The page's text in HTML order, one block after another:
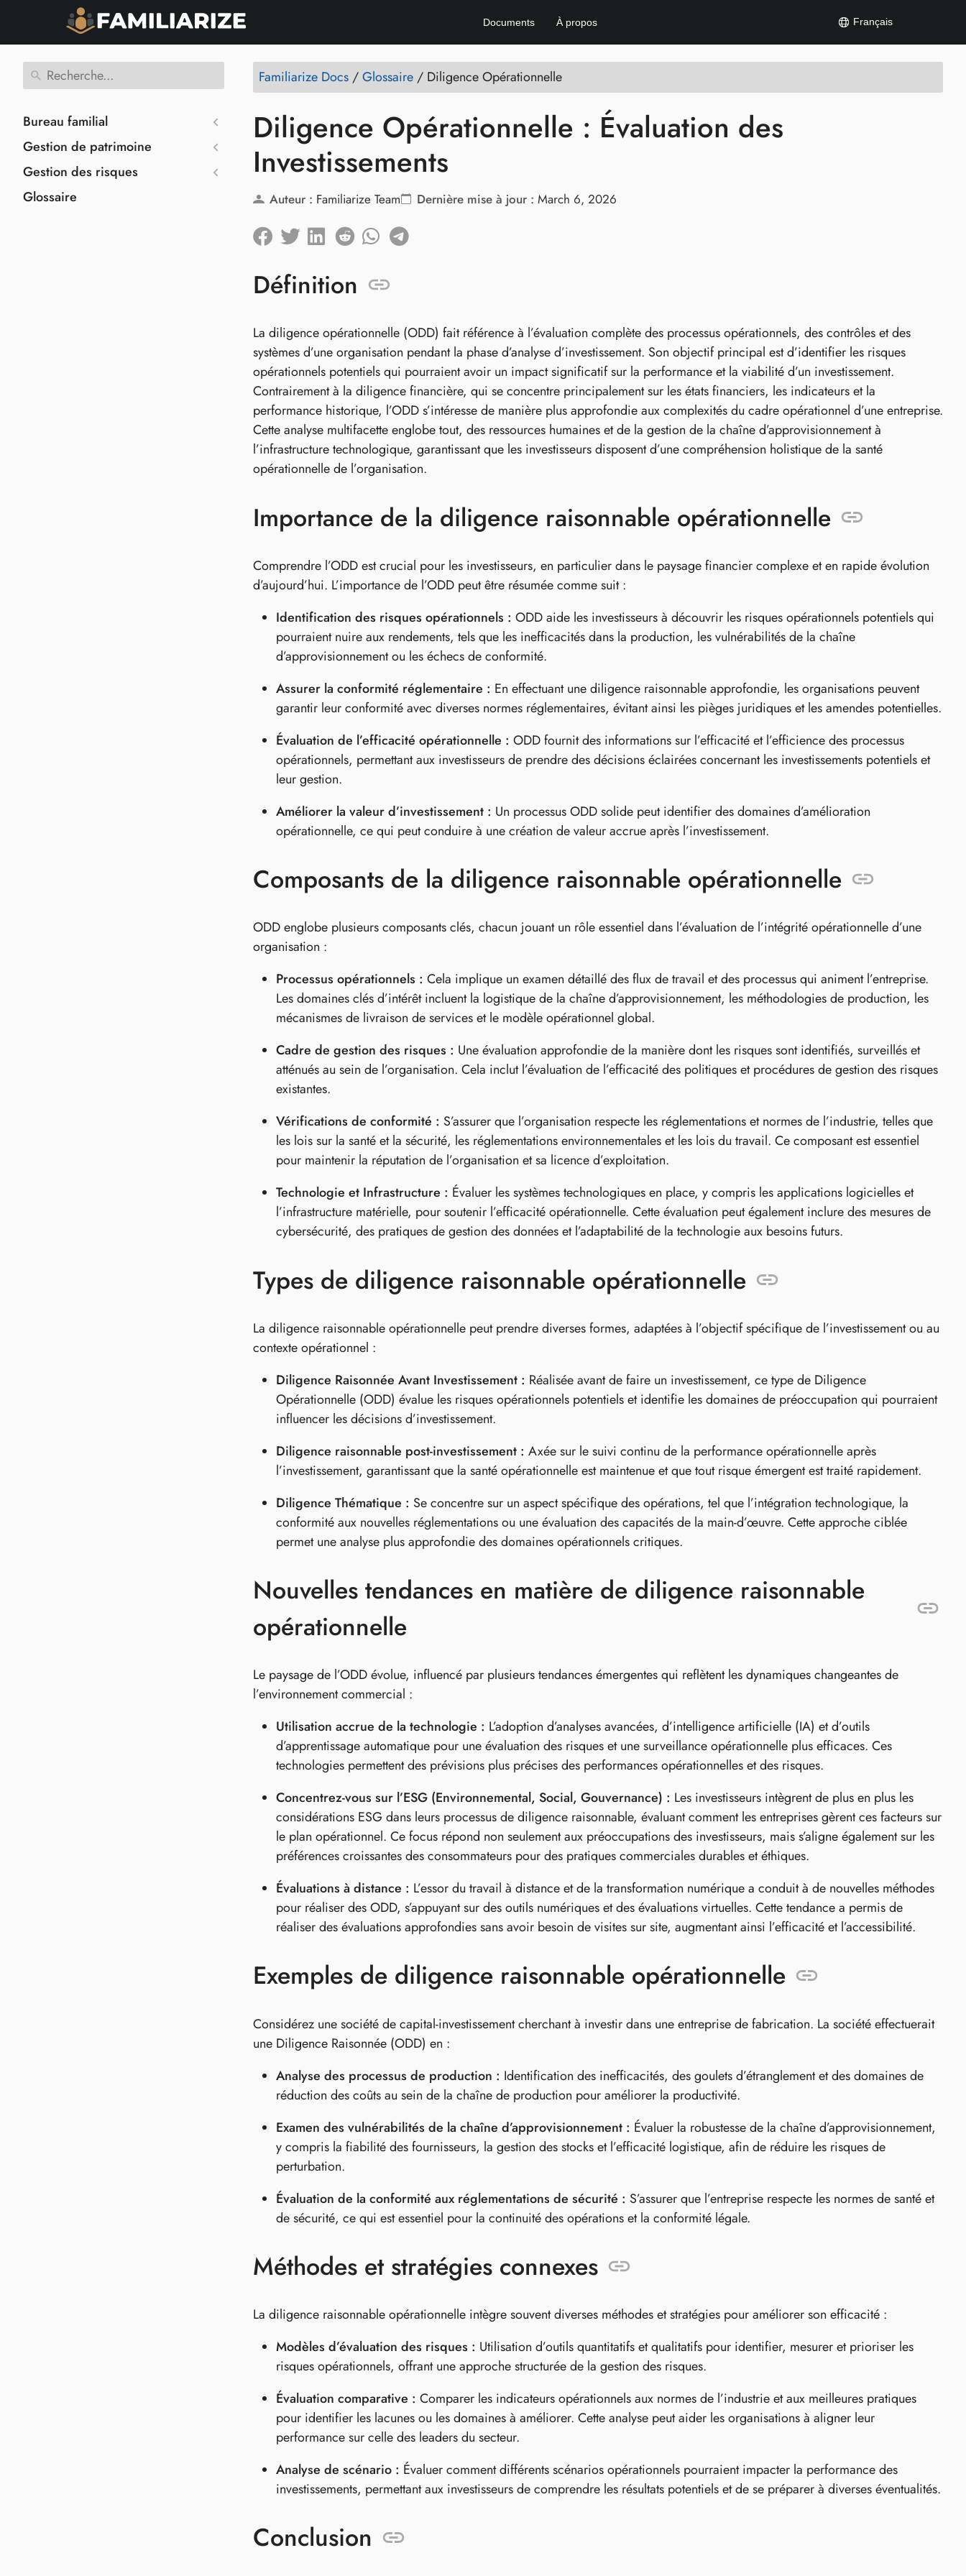
Documents À propos Français
Bureau familial
Gestion de patrimoine
Gestion des risques
Glossaire
Familiarize Docs /Glossaire / Diligence Opérationnelle
Diligence Opérationnelle : Évaluation des
Investissements
Auteur : Familiarize Team Dernière mise à jour : March 6, 2026
Définition
La diligence opérationnelle (ODD) fait référence à l’évaluation complète des processus opérationnels, des contrôles et des
systèmes d’une organisation pendant la phase d’analyse d’investissement. Son objectif principal est d’identifier les risques
opérationnels potentiels qui pourraient avoir un impact significatif sur la performance et la viabilité d’un investissement.
Contrairement à la diligence financière, qui se concentre principalement sur les états financiers, les indicateurs et la
performance historique, l’ODD s’intéresse de manière plus approfondie aux complexités du cadre opérationnel d’une entreprise.
Cette analyse multifacette englobe tout, des ressources humaines et de la gestion de la chaîne d’approvisionnement à
l’infrastructure technologique, garantissant que les investisseurs disposent d’une compréhension holistique de la santé
opérationnelle de l’organisation.
Importance de la diligence raisonnable opérationnelle
Comprendre l’ODD est crucial pour les investisseurs, en particulier dans le paysage financier complexe et en rapide évolution
d’aujourd’hui. L’importance de l’ODD peut être résumée comme suit :
Identification des risques opérationnels : ODD aide les investisseurs à découvrir les risques opérationnels potentiels qui
pourraient nuire aux rendements, tels que les inefficacités dans la production, les vulnérabilités de la chaîne
d’approvisionnement ou les échecs de conformité.
Assurer la conformité réglementaire : En effectuant une diligence raisonnable approfondie, les organisations peuvent
garantir leur conformité avec diverses normes réglementaires, évitant ainsi les pièges juridiques et les amendes potentielles.
Évaluation de l’efficacité opérationnelle : ODD fournit des informations sur l’efficacité et l’efficience des processus
opérationnels, permettant aux investisseurs de prendre des décisions éclairées concernant les investissements potentiels et
leur gestion.
Améliorer la valeur d’investissement : Un processus ODD solide peut identifier des domaines d’amélioration
opérationnelle, ce qui peut conduire à une création de valeur accrue après l’investissement.
Composants de la diligence raisonnable opérationnelle
ODD englobe plusieurs composants clés, chacun jouant un rôle essentiel dans l’évaluation de l’intégrité opérationnelle d’une
organisation :
Processus opérationnels : Cela implique un examen détaillé des flux de travail et des processus qui animent l’entreprise.
Les domaines clés d’intérêt incluent la logistique de la chaîne d’approvisionnement, les méthodologies de production, les
mécanismes de livraison de services et le modèle opérationnel global.
Cadre de gestion des risques : Une évaluation approfondie de la manière dont les risques sont identifiés, surveillés et
atténués au sein de l’organisation. Cela inclut l’évaluation de l’efficacité des politiques et procédures de gestion des risques
existantes.
Vérifications de conformité : S’assurer que l’organisation respecte les réglementations et normes de l’industrie, telles que
les lois sur la santé et la sécurité, les réglementations environnementales et les lois du travail. Ce composant est essentiel
pour maintenir la réputation de l’organisation et sa licence d’exploitation.
Technologie et Infrastructure : Évaluer les systèmes technologiques en place, y compris les applications logicielles et
l’infrastructure matérielle, pour soutenir l’efficacité opérationnelle. Cette évaluation peut également inclure des mesures de
cybersécurité, des pratiques de gestion des données et l’adaptabilité de la technologie aux besoins futurs.
Types de diligence raisonnable opérationnelle
La diligence raisonnable opérationnelle peut prendre diverses formes, adaptées à l’objectif spécifique de l’investissement ou au
contexte opérationnel :
Diligence Raisonnée Avant Investissement : Réalisée avant de faire un investissement, ce type de Diligence
Opérationnelle (ODD) évalue les risques opérationnels potentiels et identifie les domaines de préoccupation qui pourraient
influencer les décisions d’investissement.
Diligence raisonnable post-investissement : Axée sur le suivi continu de la performance opérationnelle après
l’investissement, garantissant que la santé opérationnelle est maintenue et que tout risque émergent est traité rapidement.
Diligence Thématique : Se concentre sur un aspect spécifique des opérations, tel que l’intégration technologique, la
conformité aux nouvelles réglementations ou une évaluation des capacités de la main-d’œuvre. Cette approche ciblée
permet une analyse plus approfondie des domaines opérationnels critiques.
Nouvelles tendances en matière de diligence raisonnable
opérationnelle
Le paysage de l’ODD évolue, influencé par plusieurs tendances émergentes qui reflètent les dynamiques changeantes de
l’environnement commercial :
Utilisation accrue de la technologie : L’adoption d’analyses avancées, d’intelligence artificielle (IA) et d’outils
d’apprentissage automatique pour une évaluation des risques et une surveillance opérationnelle plus efficaces. Ces
technologies permettent des prévisions plus précises des performances opérationnelles et des risques.
Concentrez-vous sur l’ESG (Environnemental, Social, Gouvernance) : Les investisseurs intègrent de plus en plus les
considérations ESG dans leurs processus de diligence raisonnable, évaluant comment les entreprises gèrent ces facteurs sur
le plan opérationnel. Ce focus répond non seulement aux préoccupations des investisseurs, mais s’aligne également sur les
préférences croissantes des consommateurs pour des pratiques commerciales durables et éthiques.
Évaluations à distance : L’essor du travail à distance et de la transformation numérique a conduit à de nouvelles méthodes
pour réaliser des ODD, s’appuyant sur des outils numériques et des évaluations virtuelles. Cette tendance a permis de
réaliser des évaluations approfondies sans avoir besoin de visites sur site, augmentant ainsi l’efficacité et l’accessibilité.
Exemples de diligence raisonnable opérationnelle
Considérez une société de capital-investissement cherchant à investir dans une entreprise de fabrication. La société effectuerait
une Diligence Raisonnée (ODD) en :
Analyse des processus de production : Identification des inefficacités, des goulets d’étranglement et des domaines de
réduction des coûts au sein de la chaîne de production pour améliorer la productivité.
Examen des vulnérabilités de la chaîne d’approvisionnement : Évaluer la robustesse de la chaîne d’approvisionnement,
y compris la fiabilité des fournisseurs, la gestion des stocks et l’efficacité logistique, afin de réduire les risques de
perturbation.
Évaluation de la conformité aux réglementations de sécurité : S’assurer que l’entreprise respecte les normes de santé et
de sécurité, ce qui est essentiel pour la continuité des opérations et la conformité légale.
Méthodes et stratégies connexes
La diligence raisonnable opérationnelle intègre souvent diverses méthodes et stratégies pour améliorer son efficacité :
Modèles d’évaluation des risques : Utilisation d’outils quantitatifs et qualitatifs pour identifier, mesurer et prioriser les
risques opérationnels, offrant une approche structurée de la gestion des risques.
Évaluation comparative : Comparer les indicateurs opérationnels aux normes de l’industrie et aux meilleures pratiques
pour identifier les lacunes ou les domaines à améliorer. Cette analyse peut aider les organisations à aligner leur
performance sur celle des leaders du secteur.
Analyse de scénario : Évaluer comment différents scénarios opérationnels pourraient impacter la performance des
investissements, permettant aux investisseurs de comprendre les résultats potentiels et de se préparer à diverses éventualités.
Conclusion